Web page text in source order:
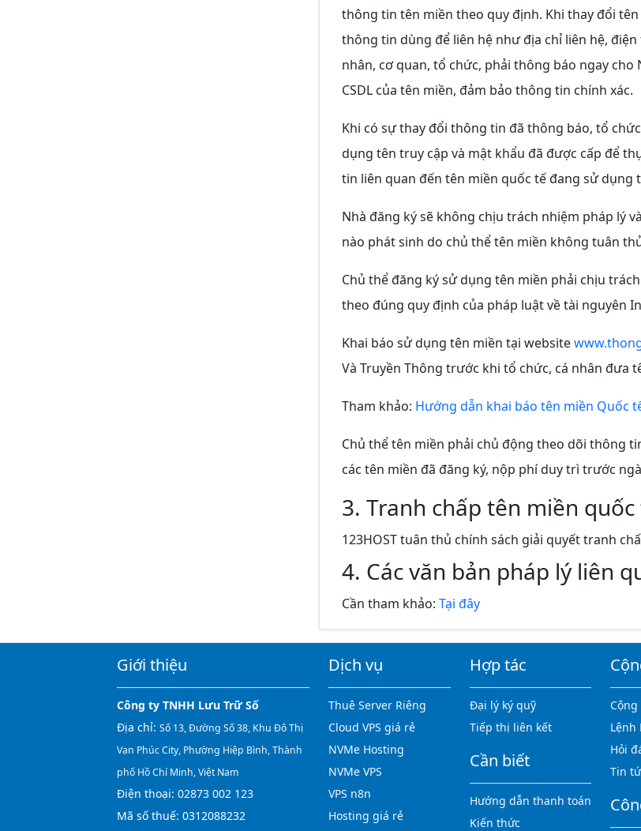
thông tin tên miền theo quy định. Khi thay đổi
thông tin dùng để liên hệ như địa chỉ liên hệ,
nhân, cơ quan, tổ chức, phải thông báo ngay
CSDL của tên miền, đảm bảo thông tin chính xác.
Khi có sự thay đổi thông tin đã thông báo, tổ
dụng tên truy cập và mật khẩu đã được cấp để
tin liên quan đến tên miền quốc tế đang sử dụng
Nhà đăng ký sẽ không chịu trách nhiệm pháp lý
nào phát sinh do chủ thể tên miền không tuân
Chủ thể đăng ký sử dụng tên miền phải chịu
theo đúng quy định của pháp luật về tài nguyên
Khai báo sử dụng tên miền tại website
Và Truyền Thông trước khi tổ chức, cá nhân đưa
Tham khảo: Hướng dẫn khai báo tên miền Quốc
Chủ thể tên miền phải chủ động theo dõi thông
các tên miền đã đăng ký, nộp phí duy trì trước
3. Tranh chấp tên miền quốc
123HOST tuân thủ chính sách giải quyết tranh
4. Các văn bản pháp lý liên
Cần tham khảo: Tại đây
Giới thiệu
Công ty TNHH Lưu Trữ Số
Địa chỉ: Số 13, Đường Số 38, Khu Đô Thị
Vạn Phúc City, Phường Hiệp Bình, Thành
phố Hồ Chí Minh, Việt Nam
Điện thoại: 02873 002 123
Mã số thuế: 0312088232
Dịch vụ
Thuê Server Riêng
Cloud VPS giá rẻ
NVMe Hosting
NVMe VPS
VPS n8n
Hosting giá rẻ
Hợp tác
Đại lý ký quỹ
Tiếp thị liên kết
Cần biết
Hướng dẫn thanh toán
Kiến thức
Lệnh
Hỏi
Tin